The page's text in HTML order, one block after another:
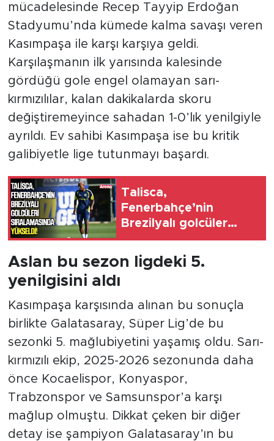
mücadelesinde Recep Tayyip Erdoğan
Stadyumu’nda kümede kalma savaşı veren
Kasımpaşa ile karşı karşıya geldi.
Karşılaşmanın ilk yarısında kalesinde
gördüğü gole engel olamayan sarı-
kırmızılılar, kalan dakikalarda skoru
değiştiremeyince sahadan 1-0’lık yenilgiyle
ayrıldı. Ev sahibi Kasımpaşa ise bu kritik
galibiyetle lige tutunmayı başardı.
Talisca,
Fenerbahçe’nin
Brezilyalı golcüler
sıralamasında yükseldi
Aslan bu sezon ligdeki 5.
yenilgisini aldı
Kasımpaşa karşısında alınan bu sonuçla
birlikte Galatasaray, Süper Lig’de bu
sezonki 5. mağlubiyetini yaşamış oldu. Sarı-
kırmızılı ekip, 2025-2026 sezonunda daha
önce Kocaelispor, Konyaspor,
Trabzonspor ve Samsunspor’a karşı
mağlup olmuştu. Dikkat çeken bir diğer
detay ise şampiyon Galatasaray’ın bu